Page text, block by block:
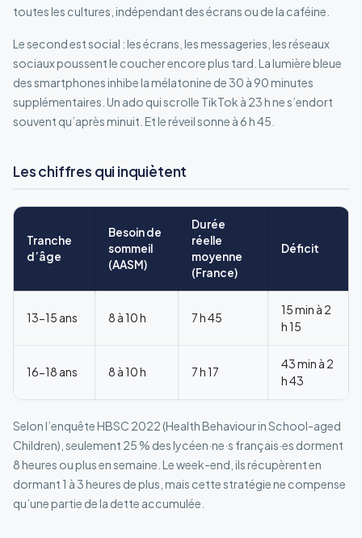
toutes les cultures, indépendant des écrans ou de la caféine.
Le second est social : les écrans, les messageries, les réseaux
sociaux poussent le coucher encore plus tard. La lumière bleue
des smartphones inhibe la mélatonine de 30 à 90 minutes
supplémentaires. Un ado qui scrolle TikTok à 23 h ne s’endort
souvent qu’après minuit. Et le réveil sonne à 6 h 45.
Les chiffres qui inquiètent
Tranche
d’âge
Besoin de
sommeil
(AASM)
Durée
réelle
moyenne
(France)
Déficit
13-15 ans 8 à 10 h 7 h 45
15 min à 2
h 15
16-18 ans 8 à 10 h 7 h 17
43 min à 2
h 43
Selon l’enquête HBSC 2022 (Health Behaviour in School-aged
Children), seulement 25 % des lycéen·ne·s français·es dorment
8 heures ou plus en semaine. Le week-end, ils récupèrent en
dormant 1 à 3 heures de plus, mais cette stratégie ne compense
qu’une partie de la dette accumulée.